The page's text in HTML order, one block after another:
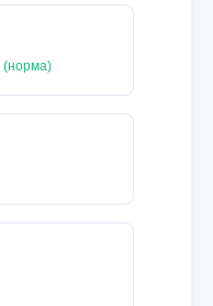
(норма)